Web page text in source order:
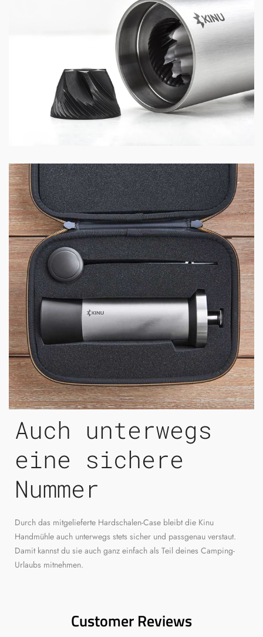
Auch unterwegs
eine sichere
Nummer
Durch das mitgelieferte Hardschalen-Case bleibt die Kinu
Handmühle auch unterwegs stets sicher und passgenau verstaut.
Damit kannst du sie auch ganz einfach als Teil deines Camping-
Urlaubs mitnehmen.
Customer Reviews